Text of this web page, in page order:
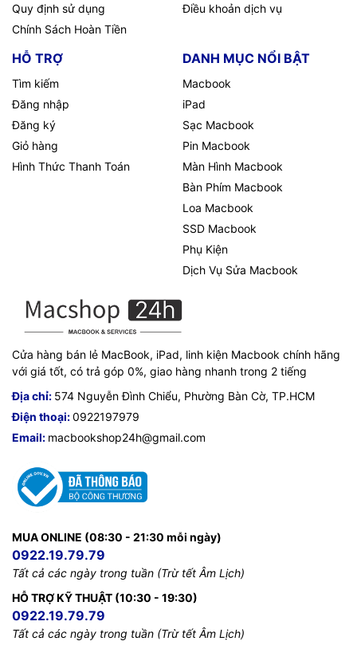
Quy định sử dụng
Chính Sách Hoàn Tiền
Điều khoản dịch vụ
HỖ TRỢ
Tìm kiếm
Đăng nhập
Đăng ký
Giỏ hàng
Hình Thức Thanh Toán
DANH MỤC NỔI BẬT
Macbook
iPad
Sạc Macbook
Pin Macbook
Màn Hình Macbook
Bàn Phím Macbook
Loa Macbook
SSD Macbook
Phụ Kiện
Dịch Vụ Sửa Macbook
Cửa hàng bán lẻ MacBook, iPad, linh kiện Macbook chính hãng
với giá tốt, có trả góp 0%, giao hàng nhanh trong 2 tiếng
Địa chỉ: 574 Nguyễn Đình Chiểu, Phường Bàn Cờ, TP.HCM
Điện thoại:0922197979
Email: macbookshop24h@gmail.com
MUA ONLINE (08:30 - 21:30 mỗi ngày)
0922.19.79.79
Tất cả các ngày trong tuần (Trừ tết Âm Lịch)
HỖ TRỢ KỸ THUẬT (10:30 - 19:30)
0922.19.79.79
Tất cả các ngày trong tuần (Trừ tết Âm Lịch)